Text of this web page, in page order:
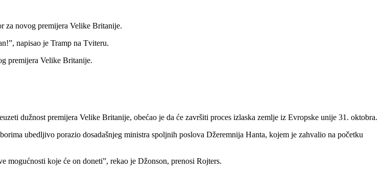
za novog premijera Velike Britanije.
napisao je Tramp na Tviteru.
premijera Velike Britanije.
dužnost premijera Velike Britanije, obećao je da će završiti proces izlaska zemlje iz Evropske unije 31. oktobra.
ubedljivo porazio dosadašnjeg ministra spoljnih poslova Džeremnija Hanta, kojem je zahvalio na početku
koje će on doneti”, rekao je Džonson, prenosi Rojters.